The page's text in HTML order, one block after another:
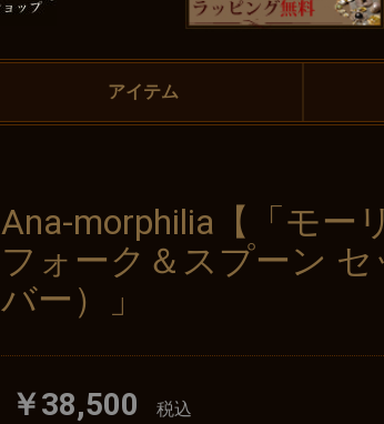
アイテム
Ana-morphilia【「モー
フォーク＆スプーン
バー）」
￥38,500 税込